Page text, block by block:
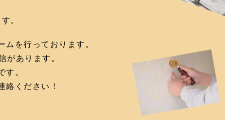
。
を行っております。
あります。
。
ください！